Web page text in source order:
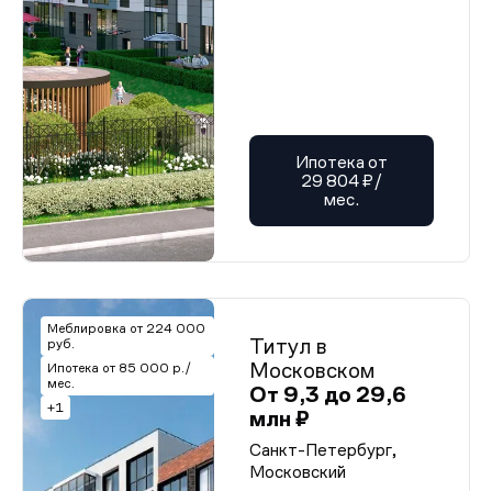
Ипотека от
29 804 ₽/
мес.
Меблировка от 224 000
руб.
Ипотека от 85 000 р./
мес.
+1
Титул в
Московском
От 9,3 до 29,6
млн ₽
Санкт-Петербург,
Московский